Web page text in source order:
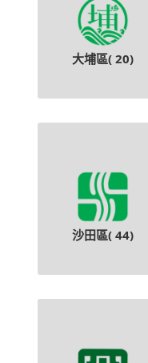
大埔區( 20)
沙田區( 44)